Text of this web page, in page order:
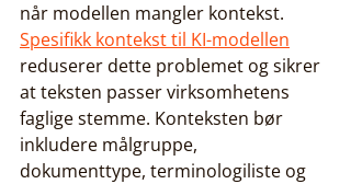
når modellen mangler kontekst.
Spesifikk kontekst til KI-modellen
reduserer dette problemet og sikrer
at teksten passer virksomhetens
faglige stemme. Konteksten bør
inkludere målgruppe,
dokumenttype, terminologiliste og